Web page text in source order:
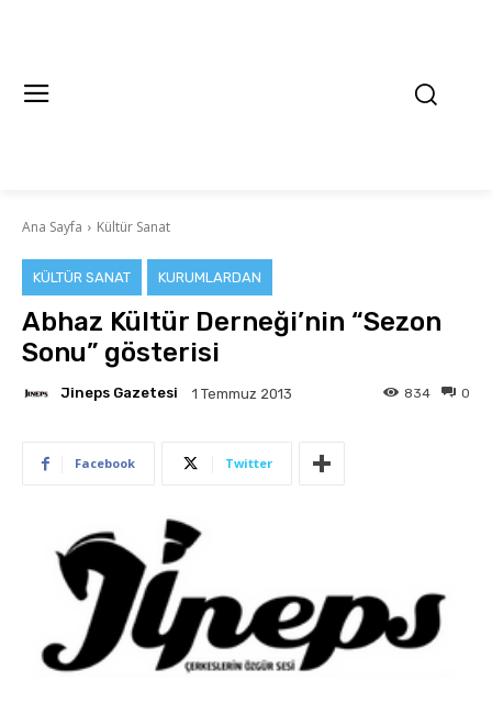
Ana Sayfa Kültür Sanat
KÜLTÜR SANAT KURUMLARDAN
Abhaz Kültür Derneği’nin “Sezon
Sonu” gösterisi
Jineps Gazetesi 1 Temmuz 2013 0
834
Facebook Twitter